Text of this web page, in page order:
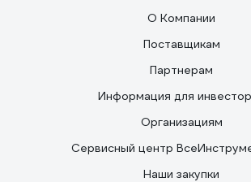
О Компании
Поставщикам
Партнерам
Информация для
Организациям
Сервисный центр
Наши закупки